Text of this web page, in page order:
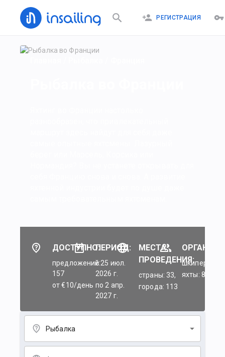
РЕГИСТРАЦИЯ
ДОСТУПНО:
предложений:
157
от €10/день
ПЕРИОД:
c 25 июл.
2026 г.
по 2 апр.
2027 г.
МЕСТА
ПРОВЕДЕНИЯ:
страны: 33,
города: 113
шкиперы: 45,
яхты: 84
Рыбалка